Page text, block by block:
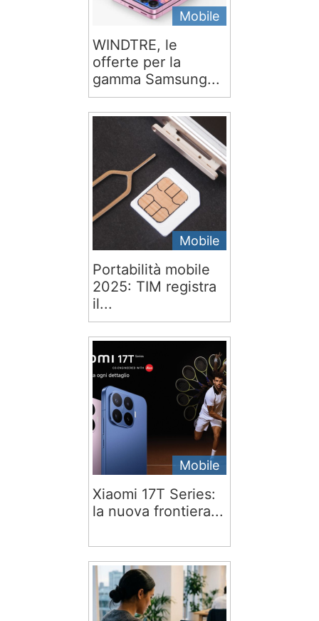
Mobile
WINDTRE, le
offerte per la
gamma Samsung...
Mobile
Portabilità mobile
2025: TIM registra
il...
Mobile
Xiaomi 17T Series:
la nuova frontiera...